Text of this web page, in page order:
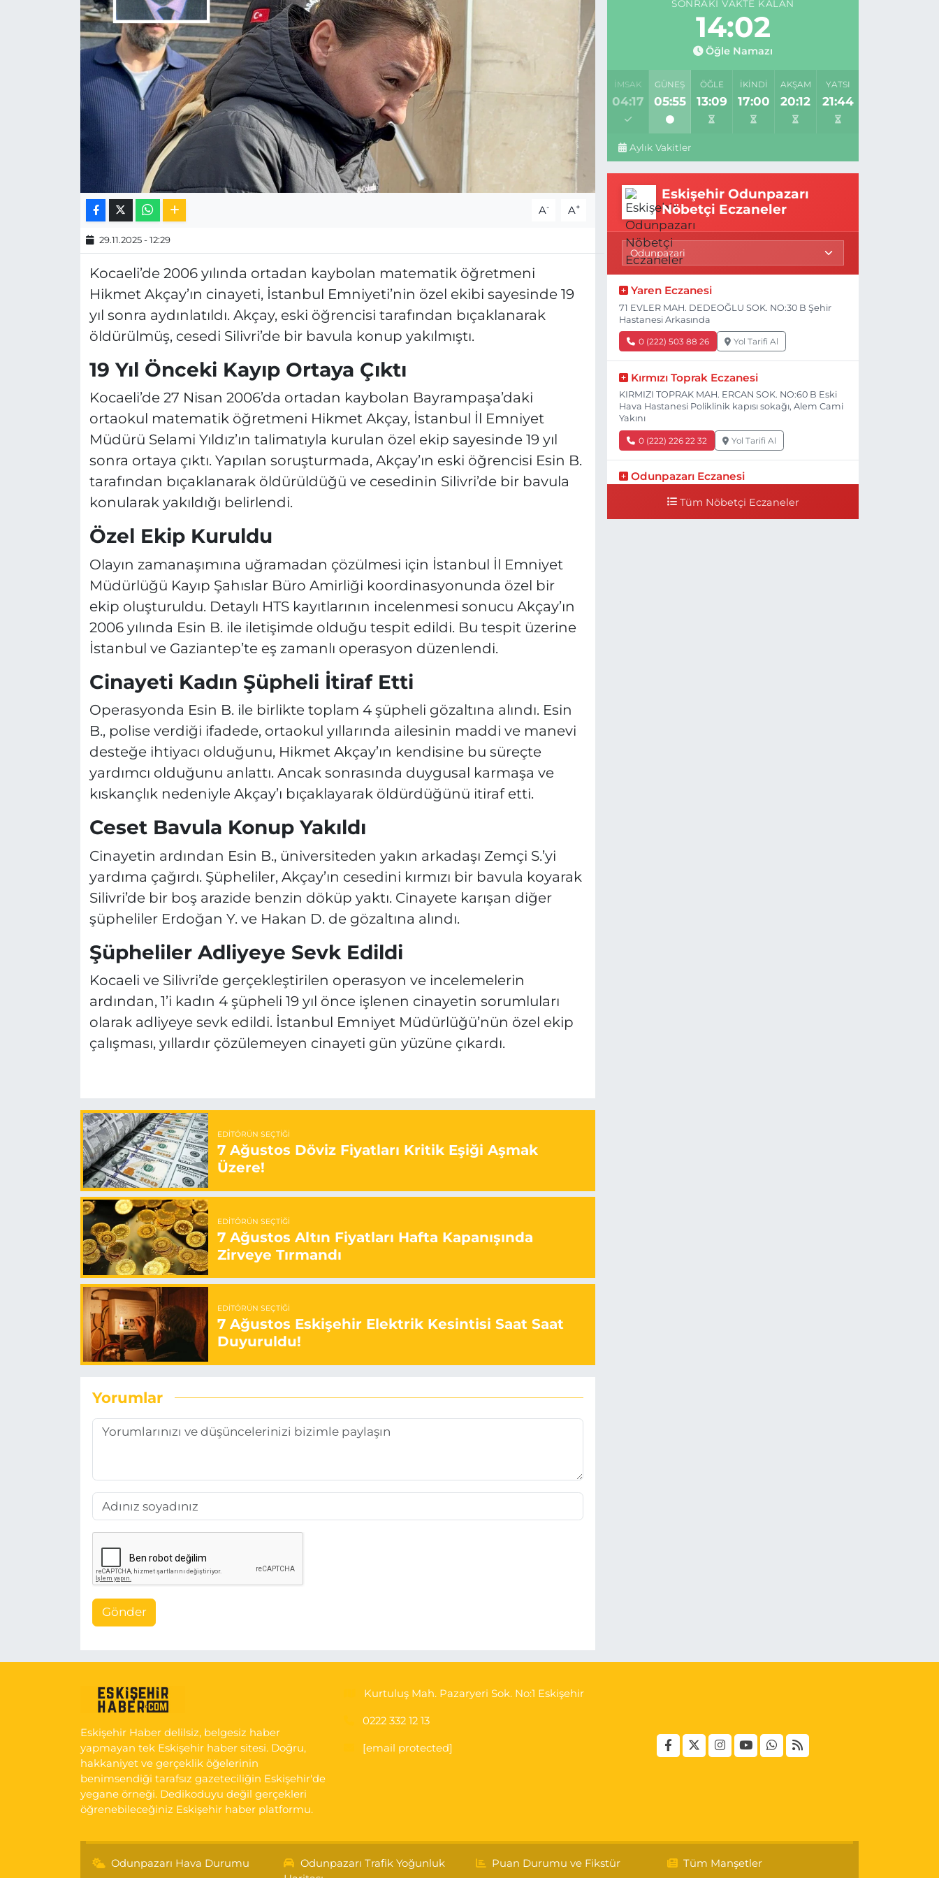
A- A+
29.11.2025 - 12:29
Kocaeli’de 2006 yılında ortadan kaybolan matematik öğretmeni
Hikmet Akçay’ın cinayeti, İstanbul Emniyeti’nin özel ekibi sayesinde 19
yıl sonra aydınlatıldı. Akçay, eski öğrencisi tarafından bıçaklanarak
öldürülmüş, cesedi Silivri’de bir bavula konup yakılmıştı.
19 Yıl Önceki Kayıp Ortaya Çıktı
Kocaeli’de 27 Nisan 2006’da ortadan kaybolan Bayrampaşa’daki
ortaokul matematik öğretmeni Hikmet Akçay, İstanbul İl Emniyet
Müdürü Selami Yıldız’ın talimatıyla kurulan özel ekip sayesinde 19 yıl
sonra ortaya çıktı. Yapılan soruşturmada, Akçay’ın eski öğrencisi Esin B.
tarafından bıçaklanarak öldürüldüğü ve cesedinin Silivri’de bir bavula
konularak yakıldığı belirlendi.
Özel Ekip Kuruldu
Olayın zamanaşımına uğramadan çözülmesi için İstanbul İl Emniyet
Müdürlüğü Kayıp Şahıslar Büro Amirliği koordinasyonunda özel bir
ekip oluşturuldu. Detaylı HTS kayıtlarının incelenmesi sonucu Akçay’ın
2006 yılında Esin B. ile iletişimde olduğu tespit edildi. Bu tespit üzerine
İstanbul ve Gaziantep’te eş zamanlı operasyon düzenlendi.
Cinayeti Kadın Şüpheli İtiraf Etti
Operasyonda Esin B. ile birlikte toplam 4 şüpheli gözaltına alındı. Esin
B., polise verdiği ifadede, ortaokul yıllarında ailesinin maddi ve manevi
desteğe ihtiyacı olduğunu, Hikmet Akçay’ın kendisine bu süreçte
yardımcı olduğunu anlattı. Ancak sonrasında duygusal karmaşa ve
kıskançlık nedeniyle Akçay’ı bıçaklayarak öldürdüğünü itiraf etti.
Ceset Bavula Konup Yakıldı
Cinayetin ardından Esin B., üniversiteden yakın arkadaşı Zemçi S.’yi
yardıma çağırdı. Şüpheliler, Akçay’ın cesedini kırmızı bir bavula koyarak
Silivri’de bir boş arazide benzin döküp yaktı. Cinayete karışan diğer
şüpheliler Erdoğan Y. ve Hakan D. de gözaltına alındı.
Şüpheliler Adliyeye Sevk Edildi
Kocaeli ve Silivri’de gerçekleştirilen operasyon ve incelemelerin
ardından, 1’i kadın 4 şüpheli 19 yıl önce işlenen cinayetin sorumluları
olarak adliyeye sevk edildi. İstanbul Emniyet Müdürlüğü’nün özel ekip
çalışması, yıllardır çözülemeyen cinayeti gün yüzüne çıkardı.
EDITÖRÜN SEÇTIĞI
7 Ağustos Döviz Fiyatları Kritik Eşiği Aşmak
Üzere!
EDITÖRÜN SEÇTIĞI
7 Ağustos Altın Fiyatları Hafta Kapanışında
Zirveye Tırmandı
EDITÖRÜN SEÇTIĞI
7 Ağustos Eskişehir Elektrik Kesintisi Saat Saat
Duyuruldu!
Yorumlar
Gönder
SONRAKI VAKTE KALAN
14:01
Öğle Namazı
İMSAK
04:17
GÜNEŞ
05:55
ÖĞLE
13:09
İKINDI
17:00
AKŞAM
20:12
YATSI
21:44
Aylık Vakitler
Eskişehir Odunpazarı
Nöbetçi Eczaneler
Yaren Eczanesi
71 EVLER MAH. DEDEOĞLU SOK. NO:30 B Şehir
Hastanesi Arkasında
0 (222) 503 88 26 Yol Tarifi Al
Kırmızı Toprak Eczanesi
KIRMIZI TOPRAK MAH. ERCAN SOK. NO:60 B Eski
Hava Hastanesi Poliklinik kapısı sokağı, Alem Cami
Yakını
0 (222) 226 22 32 Yol Tarifi Al
Odunpazarı Eczanesi
NO:21 E TIP FAKÜLTESİ KARŞISI
Tüm Nöbetçi Eczaneler
Eskişehir Haber delilsiz, belgesiz haber
yapmayan tek Eskişehir haber sitesi. Doğru,
hakkaniyet ve gerçeklik öğelerinin
benimsendiği tarafsız gazeteciliğin Eskişehir'de
yegane örneği. Dedikoduyu değil gerçekleri
öğrenebileceğiniz Eskişehir haber platformu.
Kurtuluş Mah. Pazaryeri Sok. No:1 Eskişehir
0222 332 12 13
[email protected]
Odunpazarı Hava Durumu
Odunpazarı Trafik Yoğunluk
Puan Durumu ve Fikstür Tüm Manşetler
MAGAZİN
ESKİŞEHİRSPOR